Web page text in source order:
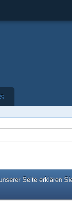
Seite erklären